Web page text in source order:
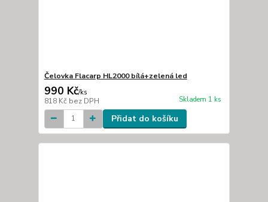
Čelovka Flacarp HL2000 bílá+zelená led
990 Kč/ks
818 Kč bez DPH Skladem 1 ks
Přidat do košíku